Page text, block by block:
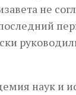
не
наук и